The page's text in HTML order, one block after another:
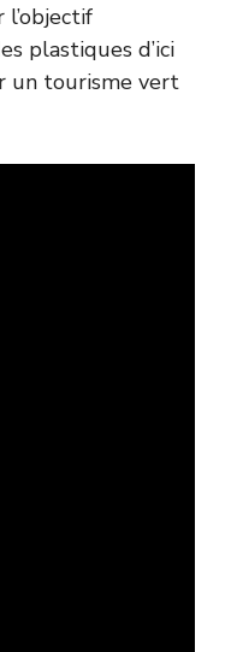
l’objectif
plastiques d’ici
un tourisme vert